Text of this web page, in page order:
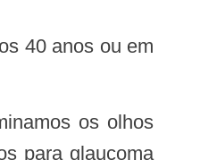
para glaucoma